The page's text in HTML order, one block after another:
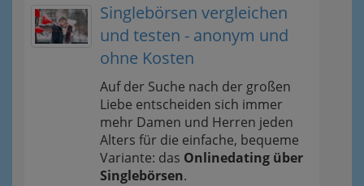
Singlebörsen vergleichen
und testen - anonym und
ohne Kosten
Auf der Suche nach der großen
Liebe entscheiden sich immer
mehr Damen und Herren jeden
Alters für die einfache, bequeme
Variante: das Onlinedating über
Singlebörsen.